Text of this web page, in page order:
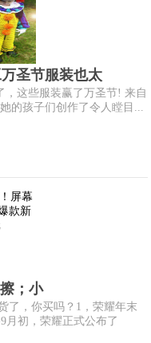
圣节服装也太
，这些服装赢了万圣节! 来自
的孩子们创作了令人瞠目...
；小
了，你买吗？1，荣耀年末
月初，荣耀正式公布了